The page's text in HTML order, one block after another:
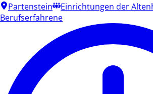
Partenstein
Einrichtungen der
Berufserfahrene